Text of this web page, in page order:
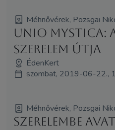
Méhnővérek, Pozsgai
Unio Mystica:
SzerElem útja
ÉdenKert
szombat, 2019-06-22.,
Méhnővérek, Pozsgai
Szerelembe